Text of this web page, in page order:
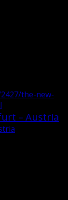
the-new-
– Austria